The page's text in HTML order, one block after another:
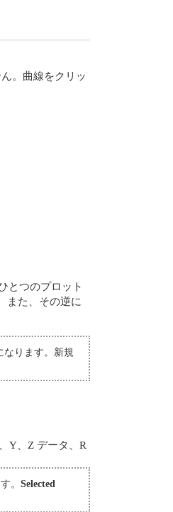
。曲線をクリッ
とつのプロット
また、その逆に
なります。新規
Y、Z データ、R
。 Selected